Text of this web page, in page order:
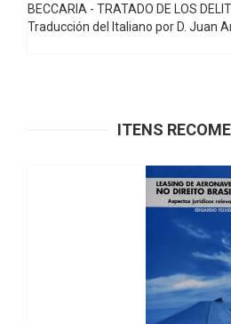
BECCARIA - TRATADO DE LOS
Traducción del Italiano por D. Juan
ITENS